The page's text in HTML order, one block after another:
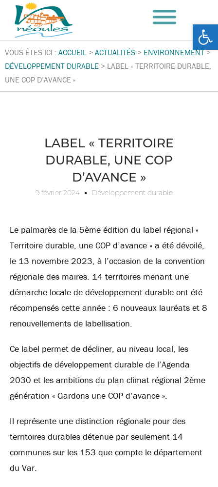
VOUS ÊTES ICI : ACCUEIL > ACTUALITÉS > ENVIRONNEMENT>
DÉVELOPPEMENT DURABLE > LABEL « TERRITOIRE DURABLE,
UNE COP D’AVANCE »
LABEL « TERRITOIRE
DURABLE, UNE COP
D’AVANCE »
9 février 2024 Développement durable
Le palmarès de la 5ème édition du label régional «
Territoire durable, une COP d’avance » a été dévoilé,
le 13 novembre 2023, à l’occasion de la convention
régionale des maires. 14 territoires menant une
démarche locale de développement durable ont été
récompensés cette année : 6 nouveaux lauréats et 8
renouvellements de labellisation.
Ce label permet de décliner, au niveau local, les
objectifs de développement durable de l’Agenda
2030 et les ambitions du plan climat régional 2ème
génération « Gardons une COP d’avance ».
Il représente une distinction régionale pour des
territoires durables détenue par seulement 14
communes sur les 153 que compte le département
du Var.